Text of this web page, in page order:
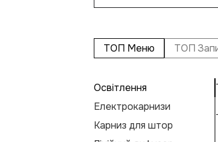
ТОП Меню ТОП
Освітлення
Електрокарнизи
Карниз для штор